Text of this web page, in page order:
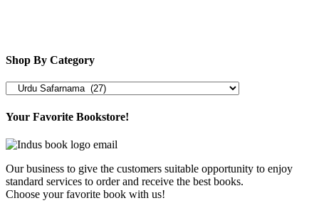
Shop By Category
Your Favorite Bookstore!
Our business to give the customers suitable opportunity to enjoy
standard services to order and receive the best books.
Choose your favorite book with us!